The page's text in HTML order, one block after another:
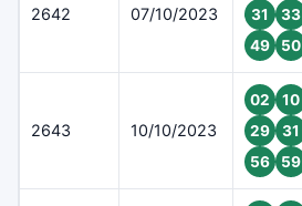
2642 07/10/2023 31
33
49
50
2643 10/10/2023
02
10
29
31
56
59